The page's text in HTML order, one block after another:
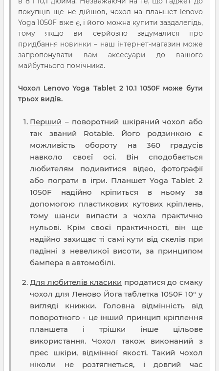
покупців ще не дійшов, чохол на планшет lenovo
Yoga 1050F вже є, і його можна купити заздалегідь,
тому якщо ви серйозно задумалися про
придбання новинки – наш інтернет-магазин може
запропонувати вам аксесуари до вашого
майбутнього помічника.
Чохол Lenovo Yoga Tablet 2 10.1 1050F може бути
трьох видів.
Перший – поворотний шкіряний чохол або
так званий Rotable. Його родзинкою є
можливість обороту на 360 градусів
навколо своєї осі. Він сподобається
любителям подивитися відео, фотографії
або пограти в ігри. Планшет Yoga Tablet 2
1050F надійно кріпиться в ньому за
допомогою пластикових кутових кріплень,
тому шанси випасти з чохла практично
нульові. Крім своєї практичності, він ще
надійно захищає ті самі кути від скелів при
падінні з невеликої висоти, за принципом
бампера в автомобілі.
Для любителів класики продатися до смаку
чохол для Леново Йога таблетка 1050F 10" у
вигляді книжки. Головна відмінність від
поворотного - це інший принцип кріплення
планшета і трішки інше цільове
використання. Чохол також виконаний з
прес шкіри, відмінної якості. Такий чохол
ніколи не розтягнеться, і довгий час